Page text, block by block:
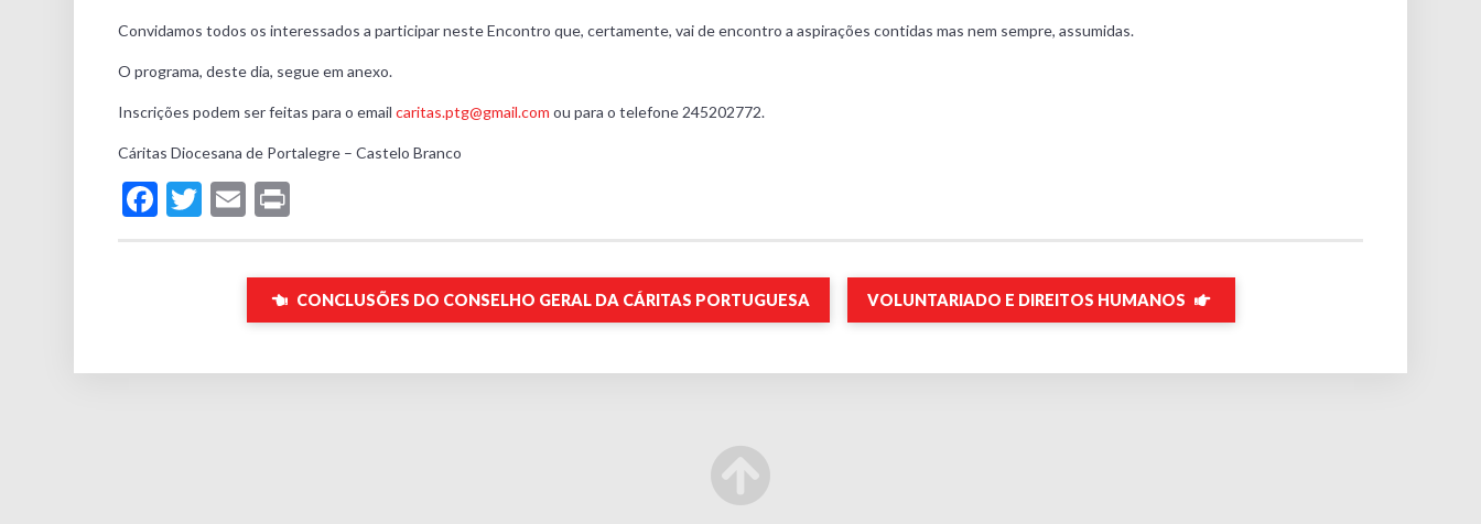
Convidamos todos os interessados a participar neste Encontro que, certamente, vai de encontro a aspirações contidas mas nem sempre, assumidas.
O programa, deste dia, segue em anexo.
Inscrições podem ser feitas para o emailcaritas.ptg@gmail.com ou para o telefone 245202772.
Cáritas Diocesana de Portalegre – Castelo Branco
Facebook
Twitter
Email
CONCLUSÕES DO CONSELHO GERAL DA CÁRITAS PORTUGUESA VOLUNTARIADO E DIREITOS HUMANOS